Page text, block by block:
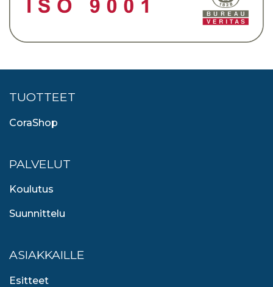
TUOTTEET
CoraShop
PALVELUT
Koulutus
Suunnittelu
ASIAKKAILLE
Esitteet